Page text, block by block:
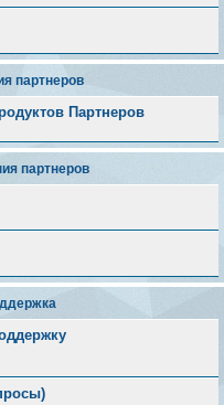
партнеров
Партнеров
партнеров